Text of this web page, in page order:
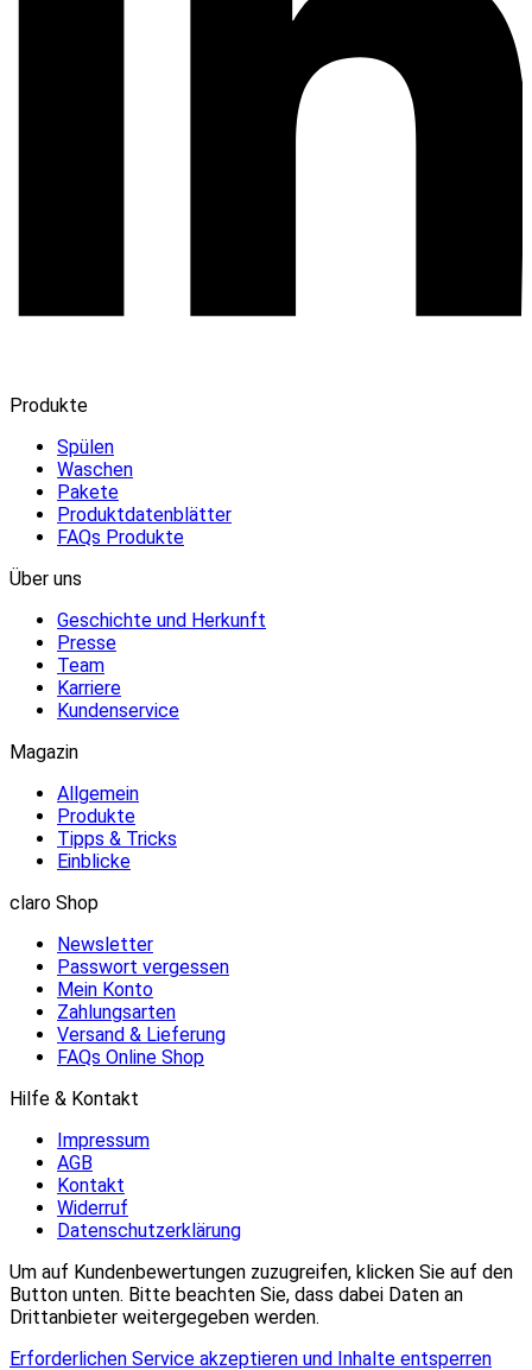
Produkte
Spülen
Waschen
Pakete
Produktdatenblätter
FAQs Produkte
Über uns
Geschichte und Herkunft
Presse
Team
Karriere
Kundenservice
Magazin
Allgemein
Produkte
Tipps & Tricks
Einblicke
claro Shop
Newsletter
Passwort vergessen
Mein Konto
Zahlungsarten
Versand & Lieferung
FAQs Online Shop
Hilfe & Kontakt
Impressum
AGB
Kontakt
Widerruf
Datenschutzerklärung
Um auf Kundenbewertungen zuzugreifen, klicken Sie auf den
Button unten. Bitte beachten Sie, dass dabei Daten an
Drittanbieter weitergegeben werden.
Erforderlichen Service akzeptieren und Inhalte entsperren